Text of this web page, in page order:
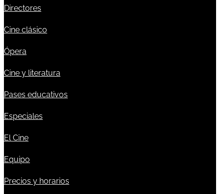
Directores
Cine clásico
Ópera
Cine y literatura
Pases educativos
Especiales
El Cine
Equipo
Precios y horarios